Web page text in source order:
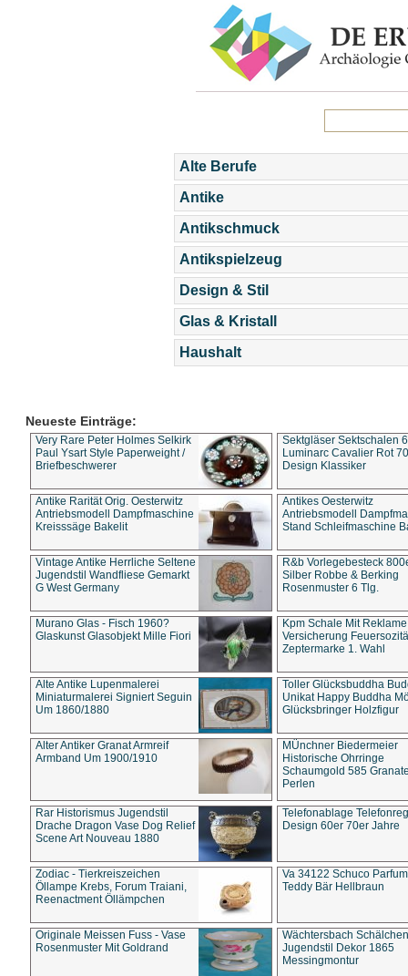
Alte Berufe
Antike
Antikschmuck
Antikspielzeug
Design & Stil
Glas & Kristall
Haushalt
Neueste Einträge:
Very Rare Peter Holmes Selkirk
Paul Ysart Style Paperweight /
Briefbeschwerer
Sektgläser Sektschalen
Luminarc Cavalier Rot
Design Klassiker
Antike Rarität Orig. Oesterwitz
Antriebsmodell Dampfmaschine
Kreisssäge Bakelit
Antikes Oesterwitz
Antriebsmodell
Stand Schleifmaschine
Vintage Antike Herrliche Seltene
Jugendstil Wandfliese Gemarkt
G West Germany
R&b Vorlegebesteck
Silber Robbe & Berking
Rosenmuster 6 Tlg.
Murano Glas - Fisch 1960?
Glaskunst Glasobjekt Mille Fiori
Kpm Schale Mit Reklame
Versicherung
Zeptermarke 1. Wahl
Alte Antike Lupenmalerei
Miniaturmalerei Signiert Seguin
Um 1860/1880
Toller Glücksbuddha
Unikat Happy Buddha
Glücksbringer Holzfigur
Alter Antiker Granat Armreif
Armband Um 1900/1910
MÜnchner Biedermeier
Historische Ohrringe
Schaumgold 585
Perlen
Rar Historismus Jugendstil
Drache Dragon Vase Dog Relief
Scene Art Nouveau 1880
Telefonablage
Design 60er 70er Jahre
Zodiac - Tierkreiszeichen
Öllampe Krebs, Forum Traiani,
Reenactment Öllämpchen
Va 34122 Schuco
Teddy Bär Hellbraun
Originale Meissen Fuss - Vase
Rosenmuster Mit Goldrand
Wächtersbach Schälchen
Jugendstil Dekor 1865
Messingmontur